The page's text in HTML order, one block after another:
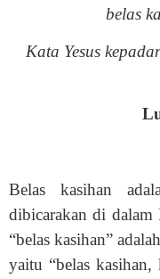
belas
Kata Yesus
Belas kasihan
dibicarakan di
“belas kasihan” adalah
yaitu “belas